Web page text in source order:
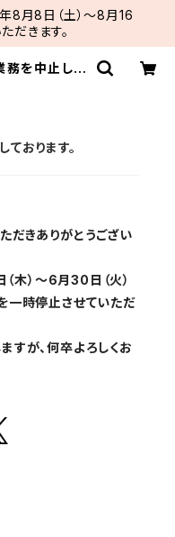
8月8日（土）～8月16
だきます。
務を中止して
おります。
きありがとうござい
木）～6月30日（火）
一時停止させていただ
すが、何卒よろしくお